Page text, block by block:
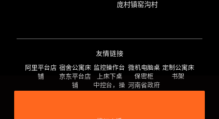
庞村镇窑沟村
友情链接
阿里平台店
铺
宿舍公寓床 监控操作台 微机电脑桌 定制公寓床
京东平台店
铺
上床下桌 保密柜
书架
中控台，操 河南省政府